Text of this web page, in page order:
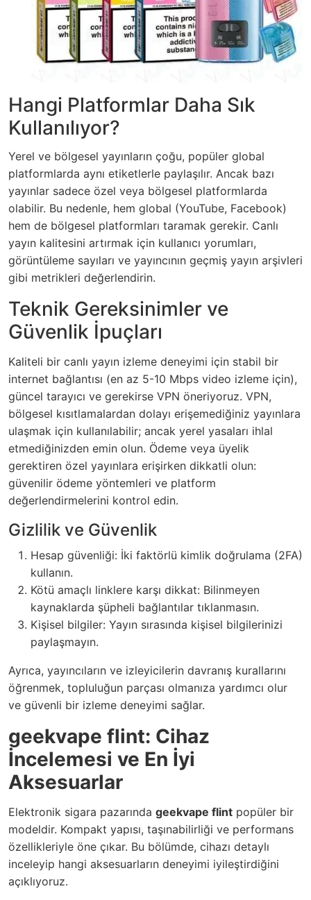
Hangi Platformlar Daha Sık
Kullanılıyor?
Yerel ve bölgesel yayınların çoğu, popüler global
platformlarda aynı etiketlerle paylaşılır. Ancak bazı
yayınlar sadece özel veya bölgesel platformlarda
olabilir. Bu nedenle, hem global (YouTube, Facebook)
hem de bölgesel platformları taramak gerekir. Canlı
yayın kalitesini artırmak için kullanıcı yorumları,
görüntüleme sayıları ve yayıncının geçmiş yayın arşivleri
gibi metrikleri değerlendirin.
Teknik Gereksinimler ve
Güvenlik İpuçları
Kaliteli bir canlı yayın izleme deneyimi için stabil bir
internet bağlantısı (en az 5-10 Mbps video izleme için),
güncel tarayıcı ve gerekirse VPN öneriyoruz. VPN,
bölgesel kısıtlamalardan dolayı erişemediğiniz yayınlara
ulaşmak için kullanılabilir; ancak yerel yasaları ihlal
etmediğinizden emin olun. Ödeme veya üyelik
gerektiren özel yayınlara erişirken dikkatli olun:
güvenilir ödeme yöntemleri ve platform
değerlendirmelerini kontrol edin.
Gizlilik ve Güvenlik
Hesap güvenliği: İki faktörlü kimlik doğrulama (2FA)
kullanın.
Kötü amaçlı linklere karşı dikkat: Bilinmeyen
kaynaklarda şüpheli bağlantılar tıklanmasın.
Kişisel bilgiler: Yayın sırasında kişisel bilgilerinizi
paylaşmayın.
Ayrıca, yayıncıların ve izleyicilerin davranış kurallarını
öğrenmek, topluluğun parçası olmanıza yardımcı olur
ve güvenli bir izleme deneyimi sağlar.
geekvape flint: Cihaz
İncelemesi ve En İyi
Aksesuarlar
Elektronik sigara pazarında geekvape flint popüler bir
modeldir. Kompakt yapısı, taşınabilirliği ve performans
özellikleriyle öne çıkar. Bu bölümde, cihazı detaylı
inceleyip hangi aksesuarların deneyimi iyileştirdiğini
açıklıyoruz.